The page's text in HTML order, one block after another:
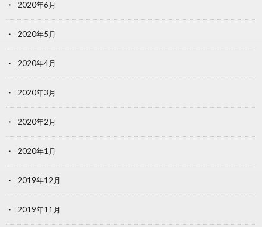
2020年6月
2020年5月
2020年4月
2020年3月
2020年2月
2020年1月
2019年12月
2019年11月